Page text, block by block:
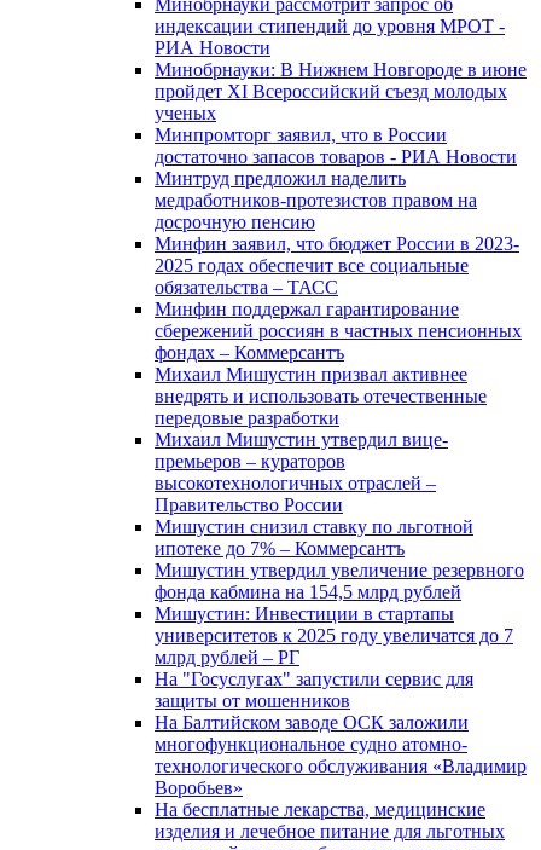
Минобрнауки рассмотрит запрос об
индексации стипендий до уровня МРОТ -
РИА Новости
Минобрнауки: В Нижнем Новгороде в июне
пройдет XI Всероссийский съезд молодых
ученых
Минпромторг заявил, что в России
достаточно запасов товаров - РИА Новости
Минтруд предложил наделить
медработников-протезистов правом на
досрочную пенсию
Минфин заявил, что бюджет России в 2023-
2025 годах обеспечит все социальные
обязательства – ТАСС
Минфин поддержал гарантирование
сбережений россиян в частных пенсионных
фондах – Коммерсантъ
Михаил Мишустин призвал активнее
внедрять и использовать отечественные
передовые разработки
Михаил Мишустин утвердил вице-
премьеров – кураторов
высокотехнологичных отраслей –
Правительство России
Мишустин снизил ставку по льготной
ипотеке до 7% – Коммерсантъ
Мишустин утвердил увеличение резервного
фонда кабмина на 154,5 млрд рублей
Мишустин: Инвестиции в стартапы
университетов к 2025 году увеличатся до 7
млрд рублей – РГ
На "Госуслугах" запустили сервис для
защиты от мошенников
На Балтийском заводе ОСК заложили
многофункциональное судно атомно-
технологического обслуживания «Владимир
Воробьев»
На бесплатные лекарства, медицинские
изделия и лечебное питание для льготных